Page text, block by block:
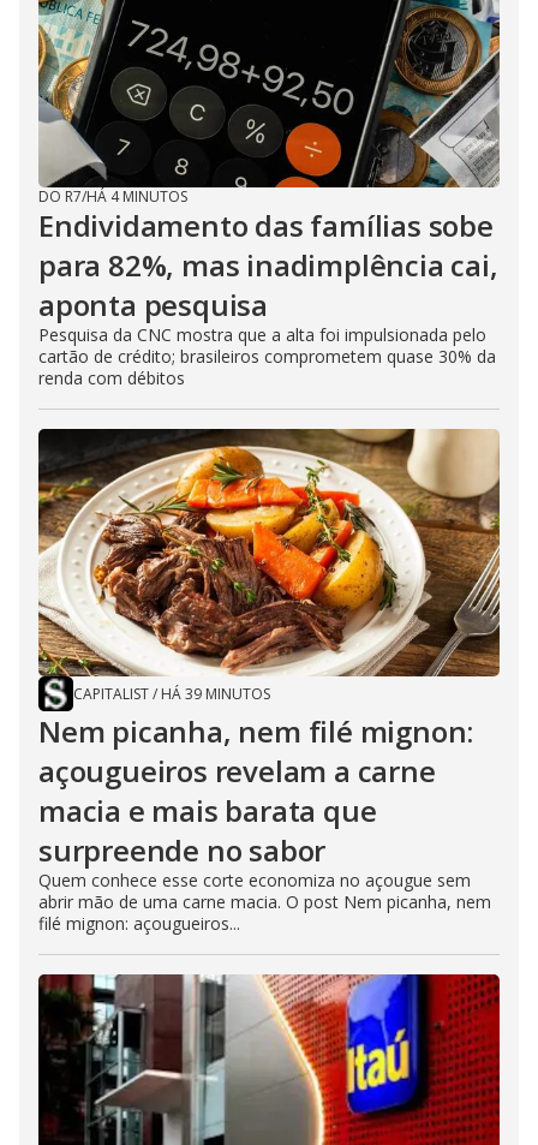
DO R7/HÁ 4 MINUTOS
Endividamento das famílias sobe
para 82%, mas inadimplência cai,
aponta pesquisa
Pesquisa da CNC mostra que a alta foi impulsionada pelo
cartão de crédito; brasileiros comprometem quase 30% da
renda com débitos
CAPITALIST/ HÁ 39 MINUTOS
Nem picanha, nem filé mignon:
açougueiros revelam a carne
macia e mais barata que
surpreende no sabor
Quem conhece esse corte economiza no açougue sem
abrir mão de uma carne macia. O post Nem picanha, nem
filé mignon: açougueiros...